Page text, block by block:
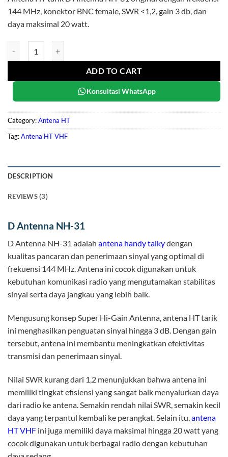
144 MHz, konektor BNC female, SWR <1,2, gain 3 db, dan
daya maksimal 20 watt.
ADD TO CART
Konsultasi WhatsApp
Category:Antena HT
Tag:Antena HT VHF
DESCRIPTION
REVIEWS (3)
D Antenna NH-31
D Antenna NH-31 adalah antena handy talkydengan
kualitas pancaran dan penerimaan sinyal yang optimal di
frekuensi 144 MHz. Antena ini cocok digunakan untuk
kebutuhan komunikasi radio yang mengutamakan stabilitas
sinyal serta daya jangkau yang lebih baik.
Mengusung konsep Super Hi-Gain Antenna, antena HT tarik
ini menghasilkan penguatan sinyal hingga 3 dB. Dengan gain
tersebut, antena ini membantu meningkatkan efektivitas
transmisi dan penerimaan sinyal.
Nilai SWR kurang dari 1,2 menunjukkan bahwa antena ini
memiliki tingkat efisiensi yang sangat baik menyalurkan daya
dari radio ke antena. Semakin rendah nilai SWR, semakin kecil
daya yang terpantul kembali ke perangkat. Selain itu,antena
HT VHF ini juga memiliki daya maksimal hingga 20 watt yang
cocok digunakan untuk berbagai radio dengan kebutuhan